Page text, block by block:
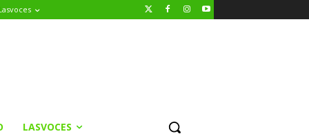
LASVOCES